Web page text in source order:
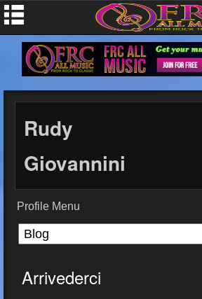
Rudy
Giovannini
Profile Menu
Arrivederci